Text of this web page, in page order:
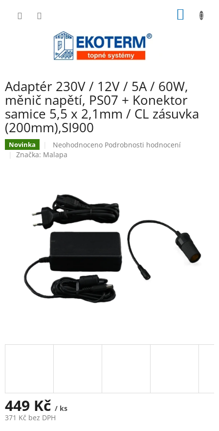
Adaptér 230V / 12V / 5A / 60W,
měnič napětí, PS07 + Konektor
samice 5,5 x 2,1mm / CL zásuvka
(200mm),SI900
Novinka
Průměrné
hodnocení
5
hvězdiček.
Neohodnoceno Podrobnosti hodnocení
Značka: Malapa
449 Kč / ks
371 Kč bez DPH